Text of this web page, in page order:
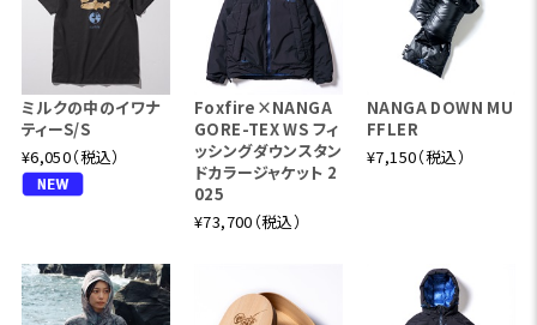
ミルクの中のイワナ
ティーS/S
¥6,050（税込）
Foxfire×NANGA
GORE-TEX WS フィ
ッシングダウンスタン
ドカラージャケット 2
025
¥73,700（税込）
NANGA DOWN MU
FFLER
¥7,150（税込）